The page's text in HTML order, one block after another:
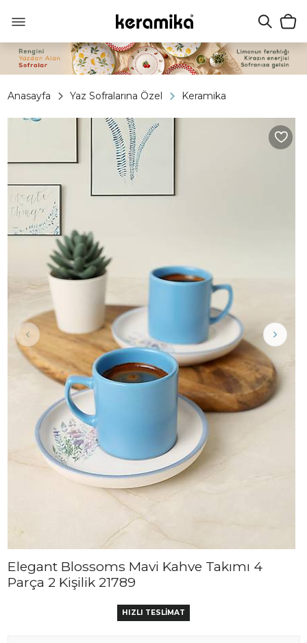
Anasayfa Yaz Sofralarına Özel Keramika
Elegant Blossoms Mavi Kahve Takımı 4
Parça 2 Kişilik 21789
HIZLI TESLİMAT